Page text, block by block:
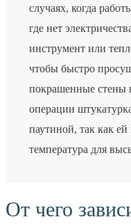
случаях, когда
где нет
инструмент или
чтобы быстро
покрашенные стены
операции
паутиной, так как
температура для
От чего